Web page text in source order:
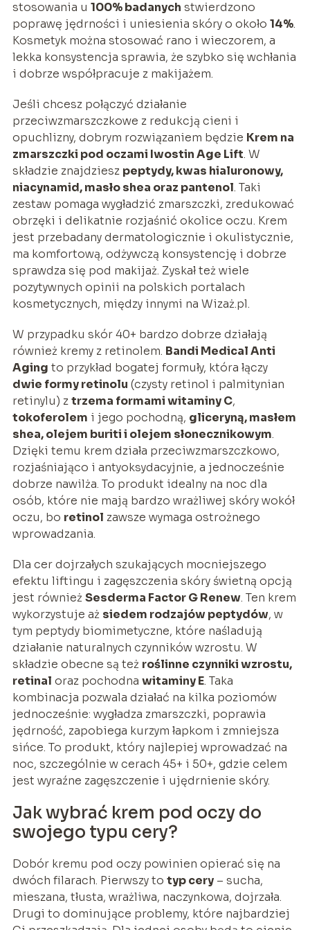
stosowania u 100% badanych stwierdzono
poprawę jędrności i uniesienia skóry o około 14%.
Kosmetyk można stosować rano i wieczorem, a
lekka konsystencja sprawia, że szybko się wchłania
i dobrze współpracuje z makijażem.
Jeśli chcesz połączyć działanie
przeciwzmarszczkowe z redukcją cieni i
opuchlizny, dobrym rozwiązaniem będzie Krem na
zmarszczki pod oczami Iwostin Age Lift. W
składzie znajdziesz peptydy, kwas hialuronowy,
niacynamid, masło shea oraz pantenol. Taki
zestaw pomaga wygładzić zmarszczki, zredukować
obrzęki i delikatnie rozjaśnić okolice oczu. Krem
jest przebadany dermatologicznie i okulistycznie,
ma komfortową, odżywczą konsystencję i dobrze
sprawdza się pod makijaż. Zyskał też wiele
pozytywnych opinii na polskich portalach
kosmetycznych, między innymi na Wizaż.pl.
W przypadku skór 40+ bardzo dobrze działają
również kremy z retinolem. Bandi Medical Anti
Aging to przykład bogatej formuły, która łączy
dwie formy retinolu (czysty retinol i palmitynian
retinylu) ztrzema formami witaminy C,
tokoferolem i jego pochodną, gliceryną, masłem
shea, olejem buriti i olejem słonecznikowym.
Dzięki temu krem działa przeciwzmarszczkowo,
rozjaśniająco i antyoksydacyjnie, a jednocześnie
dobrze nawilża. To produkt idealny na noc dla
osób, które nie mają bardzo wrażliwej skóry wokół
oczu, bo retinol zawsze wymaga ostrożnego
wprowadzania.
Dla cer dojrzałych szukających mocniejszego
efektu liftingu i zagęszczenia skóry świetną opcją
jest równieżSesderma Factor G Renew. Ten krem
wykorzystuje aż siedem rodzajów peptydów, w
tym peptydy biomimetyczne, które naśladują
działanie naturalnych czynników wzrostu. W
składzie obecne są też roślinne czynniki wzrostu,
retinal oraz pochodna witaminy E. Taka
kombinacja pozwala działać na kilka poziomów
jednocześnie: wygładza zmarszczki, poprawia
jędrność, zapobiega kurzym łapkom i zmniejsza
sińce. To produkt, który najlepiej wprowadzać na
noc, szczególnie w cerach 45+ i 50+, gdzie celem
jest wyraźne zagęszczenie i ujędrnienie skóry.
Jak wybrać krem pod oczy do
swojego typu cery?
Dobór kremu pod oczy powinien opierać się na
dwóch filarach. Pierwszy to typ cery– sucha,
mieszana, tłusta, wrażliwa, naczynkowa, dojrzała.
Drugi to dominujące problemy, które najbardziej